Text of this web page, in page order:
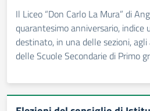
Il Liceo “Don Carlo La Mura” di
quarantesimo anniversario, indice
destinato, in una delle sezioni,
delle Scuole Secondarie di Primo